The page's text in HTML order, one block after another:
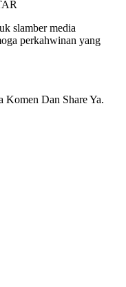
slamber media
perkahwinan yang
Komen Dan Share Ya.